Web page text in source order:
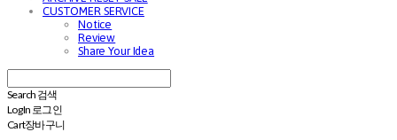
CUSTOMER SERVICE
Notice
Review
Share Your Idea
Search 검색
Log In 로그인
Cart장바구니